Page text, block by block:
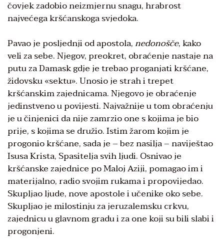
čovjek zadobio neizmjernu snagu, hrabrost
najvećega kršćanskoga svjedoka.
Pavao je posljednji od apostola,nedonošče, kako
veli za sebe. Njegov, preokret, obraćenje nastaje na
putu za Damask gdje je trebao proganjati kršćane,
židovsku «sektu». Unosio je strah i trepet
kršćanskim zajednicama. Njegovo je obraćenje
jedinstveno u povijesti. Najvažnije u tom obraćenju
je u činjenici da nije zamrzio one s kojima je bio
prije, s kojima se družio. Istim žarom kojim je
progonio kršćane, sada je – bez nasilja – naviještao
Isusa Krista, Spasitelja svih ljudi. Osnivao je
kršćanske zajednice po Maloj Aziji, pomagao im i
materijalno, radio svojim rukama i propovijedao.
Skupljao ljude, nove apostole i učenike oko sebe.
Skupljao je milostinju za jeruzalemsku crkvu,
zajednicu u glavnom gradu i za one koji su bili slabi i
progonjeni.